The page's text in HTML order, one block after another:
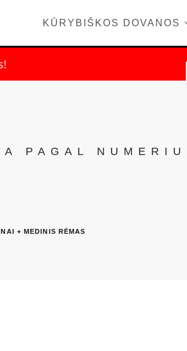
KŪRYBIŠKOS DOVANOS
PAGAL
+ MEDINIS RĖMAS